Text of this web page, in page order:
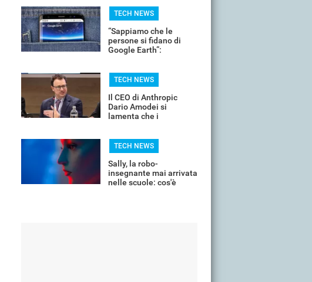
TECH NEWS
“Sappiamo che le
persone si fidano di
Google Earth”:
ore
TECH NEWS
Il CEO di Anthropic
Dario Amodei si
lamenta che i
TECH NEWS
Sally, la robo-
insegnante mai arrivata
nelle scuole: cos'è